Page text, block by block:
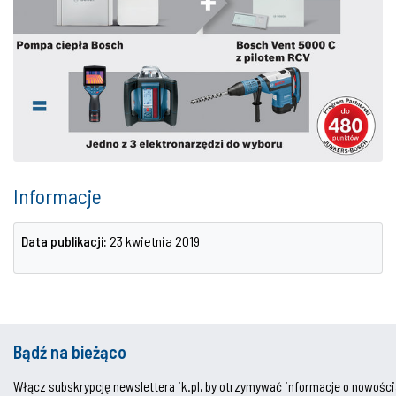
Informacje
Data publikacji: 23 kwietnia 2019
Bądź na bieżąco
Włącz subskrypcję newslettera ik.pl, by otrzymywać informacje o